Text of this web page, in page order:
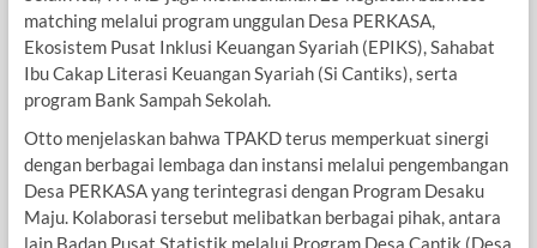
matching melalui program unggulan Desa PERKASA,
Ekosistem Pusat Inklusi Keuangan Syariah (EPIKS), Sahabat
Ibu Cakap Literasi Keuangan Syariah (Si Cantiks), serta
program Bank Sampah Sekolah.
Otto menjelaskan bahwa TPAKD terus memperkuat sinergi
dengan berbagai lembaga dan instansi melalui pengembangan
Desa PERKASA yang terintegrasi dengan Program Desaku
Maju. Kolaborasi tersebut melibatkan berbagai pihak, antara
lain Badan Pusat Statistik melalui Program Desa Cantik (Desa